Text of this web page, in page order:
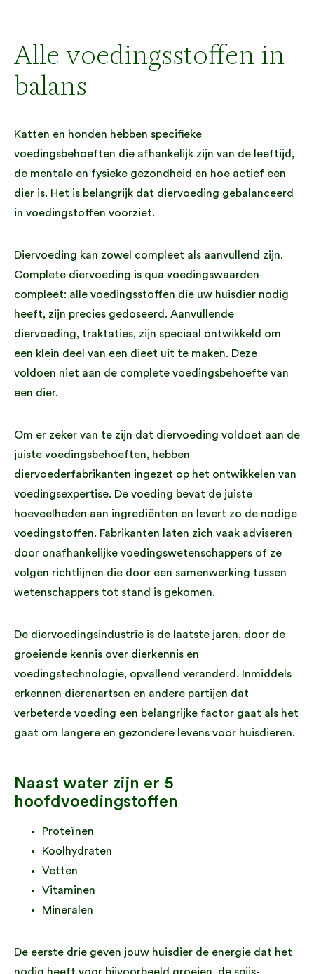
Alle voedingsstoffen in
balans
Katten en honden hebben specifieke
voedingsbehoeften die afhankelijk zijn van de leeftijd,
de mentale en fysieke gezondheid en hoe actief een
dier is. Het is belangrijk dat diervoeding gebalanceerd
in voedingstoffen voorziet.
Diervoeding kan zowel compleet als aanvullend zijn.
Complete diervoeding is qua voedingswaarden
compleet: alle voedingsstoffen die uw huisdier nodig
heeft, zijn precies gedoseerd. Aanvullende
diervoeding, traktaties, zijn speciaal ontwikkeld om
een klein deel van een dieet uit te maken. Deze
voldoen niet aan de complete voedingsbehoefte van
een dier.
Om er zeker van te zijn dat diervoeding voldoet aan de
juiste voedingsbehoeften, hebben
diervoederfabrikanten ingezet op het ontwikkelen van
voedingsexpertise. De voeding bevat de juiste
hoeveelheden aan ingrediënten en levert zo de nodige
voedingstoffen. Fabrikanten laten zich vaak adviseren
door onafhankelijke voedingswetenschappers of ze
volgen richtlijnen die door een samenwerking tussen
wetenschappers tot stand is gekomen.
De diervoedingsindustrie is de laatste jaren, door de
groeiende kennis over dierkennis en
voedingstechnologie, opvallend veranderd. Inmiddels
erkennen dierenartsen en andere partijen dat
verbeterde voeding een belangrijke factor gaat als het
gaat om langere en gezondere levens voor huisdieren.
Naast water zijn er 5
hoofdvoedingstoffen
Proteïnen
Koolhydraten
Vetten
Vitaminen
Mineralen
De eerste drie geven jouw huisdier de energie dat het